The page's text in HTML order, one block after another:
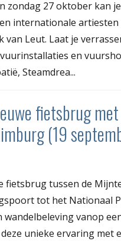
zondag 27 oktober kan
internationale
van Leut. Laat je
en
Steamdrea...
fietsbrug
(19
fietsbrug tussen de
tot het Nationaal
wandelbeleving vanop
unieke ervaring met